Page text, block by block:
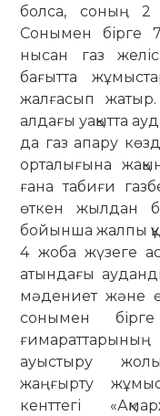
болса, соның 2
Сонымен бірге 7
нысан газ
бағытта
жалғасып
алдағы уақытта
да газ апару
орталығына
ғана табиғи
өткен жылдан
бойынша жалпы
4 жоба жүзеге
атындағы
мәдениет және
сонымен
ауыстыру
жаңғырту
кенттегі